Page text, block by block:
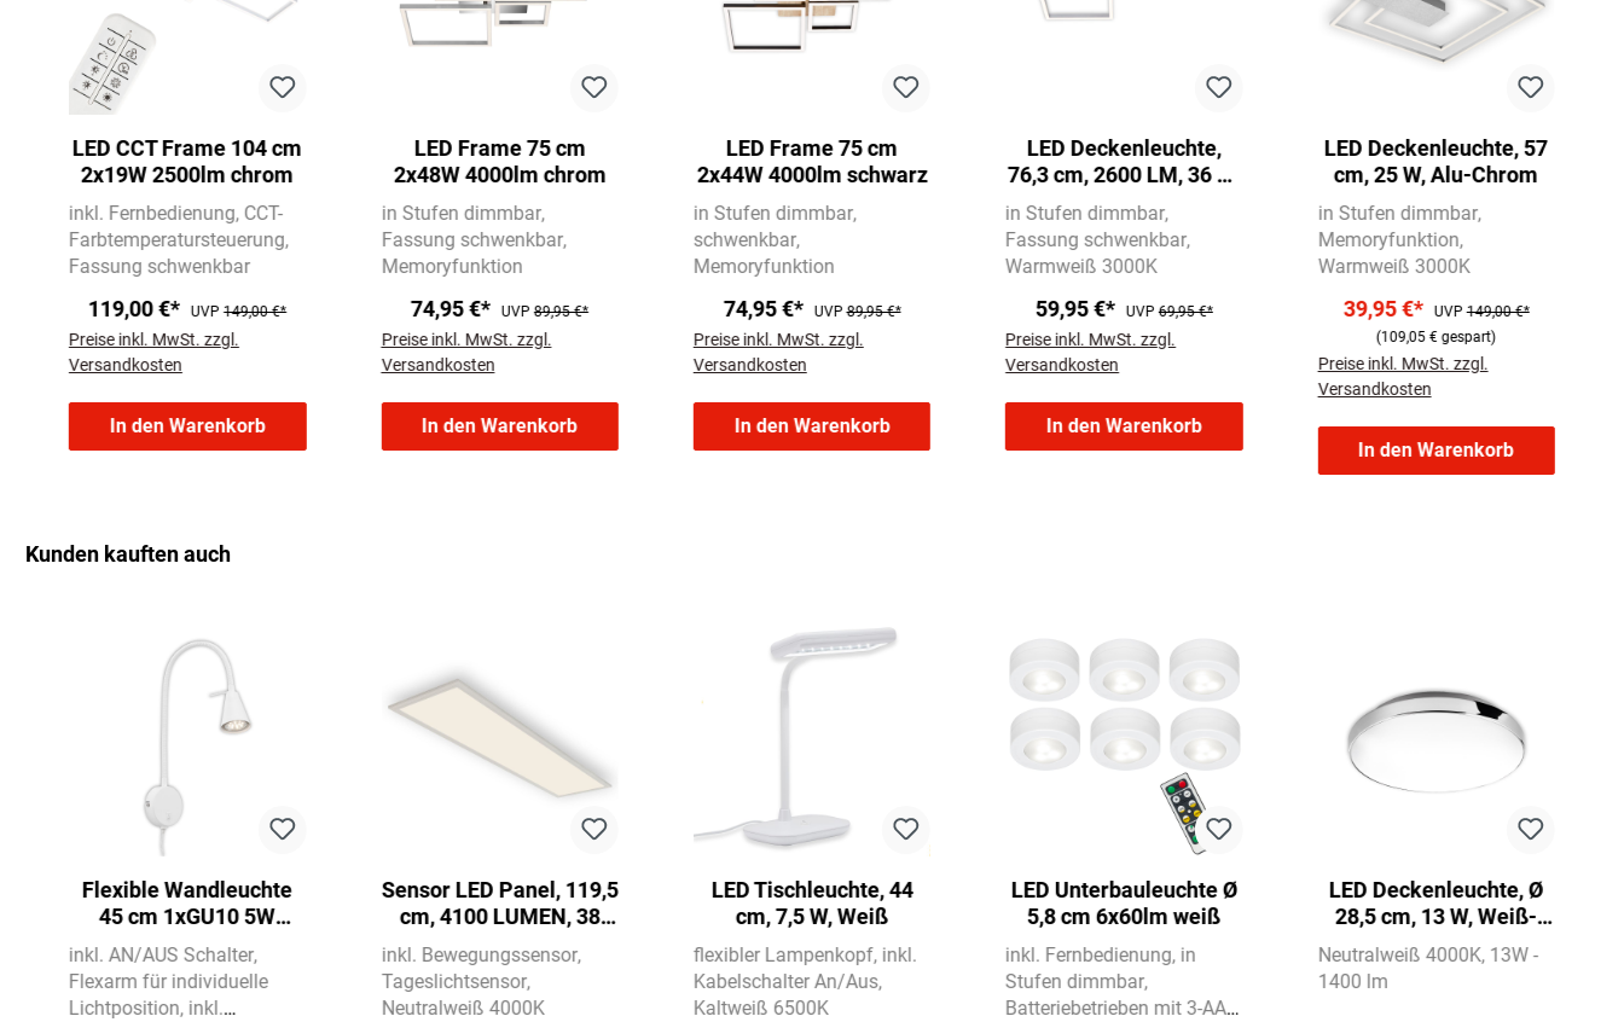
LED CCT Frame 104 cm
2x19W 2500lm chrom
inkl. Fernbedienung CCT-
Farbtemperatursteuerung
Fassung schwenkbar
119,00 €* UVP149,00 €*
Preise inkl. MwSt. zzgl.
Versandkosten
In den Warenkorb
LED Frame 75 cm
2x48W 4000lm chrom
in Stufen dimmbar
Fassung schwenkbar
Memoryfunktion
74,95 €* UVP89,95 €*
Preise inkl. MwSt. zzgl.
Versandkosten
In den Warenkorb
LED Frame 75 cm
2x44W 4000lm schwarz
in Stufen dimmbar
schwenkbar
Memoryfunktion
74,95 €* UVP89,95 €*
Preise inkl. MwSt. zzgl.
Versandkosten
In den Warenkorb
LED Deckenleuchte,
76,3 cm, 2600 LM, 36 W,
Alu-Chrom
in Stufen dimmbar
Fassung schwenkbar
Warmweiß 3000K
59,95 €* UVP69,95 €*
Preise inkl. MwSt. zzgl.
Versandkosten
In den Warenkorb
LED Deckenleuchte, 57
cm, 25 W, Alu-Chrom
in Stufen dimmbar
Memoryfunktion
Warmweiß 3000K
39,95 €* UVP149,00 €*
(109,05 € gespart)
Preise inkl. MwSt. zzgl.
Versandkosten
In den Warenkorb
Kunden kauften auch
Flexible Wandleuchte
45 cm 1xGU10 5W
400lm weiß
inkl. AN/AUS Schalter
Flexarm für individuelle
Lichtposition inkl.
Sensor LED Panel, 119,5
cm, 4100 LUMEN, 38
inkl. Bewegungssensor
Tageslichtsensor
Neutralweiß 4000K
LED Tischleuchte, 44
cm, 7,5 W, Weiß
flexibler Lampenkopf inkl.
Kabelschalter An/Aus
Kaltweiß 6500K
LED Unterbauleuchte Ø
5,8 cm 6x60lm weiß
inkl. Fernbedienung in
Stufen dimmbar
Batteriebetrieben mit 3-AAA
LED Deckenleuchte, Ø
28,5 cm, 13 W, Weiß-
Chrom
Neutralweiß 4000K 13W -
1400 lm